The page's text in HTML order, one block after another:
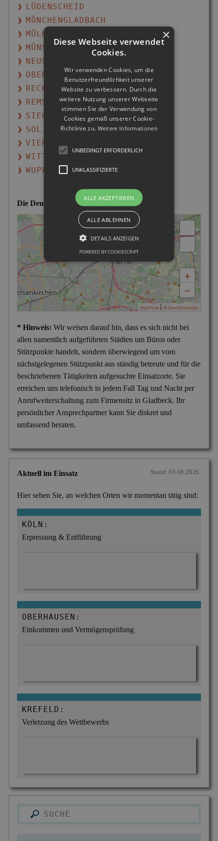
LÜDENSCHEID
MÖNCHENGLADBACH
MÜLHEIM AN DER RUHR
MÜNSTER
NEUSS
OBERHAUSEN
RECKLINGHAUSEN
REMSCHEID
SIEGEN
SOLINGEN
VIERSEN
WITTEN
WUPPERTAL
Die Deutsche Detektei im Herner Einsatzgebiet
+
−
MapPress| © OpenStreetMap
* Hinweis: Wir weisen darauf hin, dass es sich nicht bei
allen namentlich aufgeführten Städten um Büros oder
Stützpunkte handelt, sondern überwiegend um vom
nächstgelegenen Stützpunkt aus ständig betreute und für die
beschriebenen Tätigkeiten aufgesuchte Einsatzorte. Sie
erreichen uns telefonisch in jedem Fall Tag und Nacht per
Anrufweiterschaltung zum Firmensitz in Gladbeck. Ihr
persönlicher Ansprechpartner kann Sie diskret und
umfassend beraten.
Aktuell im Einsatz Stand: 03.08.2026
Hier sehen Sie, an welchen Orten wir momentan tätig sind:
KÖLN:
Erpressung & Entführung
OBERHAUSEN:
Einkommen und Vermögensprüfung
KREFELD:
Verletzung des Wettbewerbs
×
Diese Webseite verwendet
Cookies.
Wir verwenden Cookies, um die
Benutzerfreundlichkeit unserer
Website zu verbessern. Durch die
weitere Nutzung unserer Webseite
stimmen Sie der Verwendung von
Cookies gemäß unserer Cookie-
Richtlinie zu. Weitere Informationen
UNBEDINGT ERFORDERLICH
UNKLASSIFIZIERTE
ALLE AKZEPTIEREN
ALLE ABLEHNEN
DETAILS ANZEIGEN
POWERED BY COOKIESCRIPT